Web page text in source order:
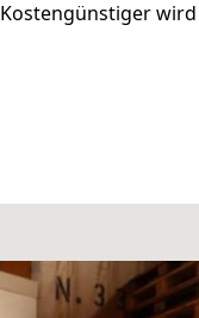
Kostengünstiger